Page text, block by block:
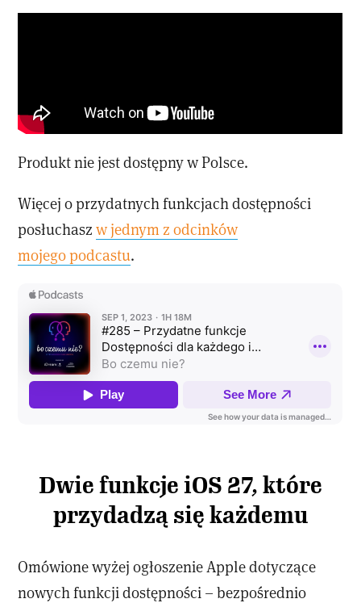
Produkt nie jest dostępny w Polsce.
Więcej o przydatnych funkcjach dostępności
posłuchaszw jednym z odcinków
mojego podcastu.
Dwie funkcje iOS 27, które
przydadzą się każdemu
Omówione wyżej ogłoszenie Apple dotyczące
nowych funkcji dostępności – bezpośrednio